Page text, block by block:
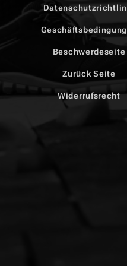
Beschwerdeseite
Zurück Seite
Widerrufsrecht